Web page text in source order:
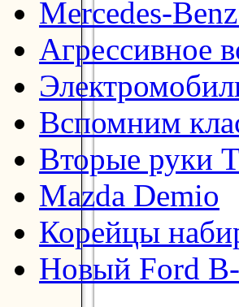
Mercedes-
Агрессивное
Вспомним
Вторые руки
Mazda Demio
Корейцы
Новый Ford